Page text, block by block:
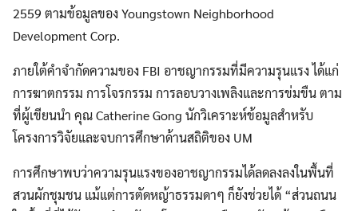
2559 ตามข้อมูลของ Youngstown Neighborhood
Development Corp.
ภายใต้คำจำกัดความของ FBI อาชญากรรมที่มีความรุนแรง ได้แก่
การฆาตกรรม การโจรกรรม การลอบวางเพลิงและการข่มขืน ตาม
ที่ผู้เขียนนำ คุณ Catherine Gong นักวิเคราะห์ข้อมูลสำหรับ
โครงการวิจัยและจบการศึกษาด้านสถิติของ UM
การศึกษาพบว่าความรุนแรงของอาชญากรรมได้ลดลงลงในพื้นที่
สวนผักชุมชน แม้แต่การตัดหญ้าธรรมดาๆ ก็ยังช่วยได้ “ส่วนถนน